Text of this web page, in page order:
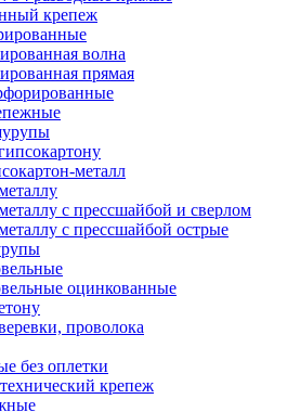
крепеж
волна
прямая
металл
с прессшайбой и сверлом
с прессшайбой острые
оцинкованные
проволока
без оплетки
крепеж